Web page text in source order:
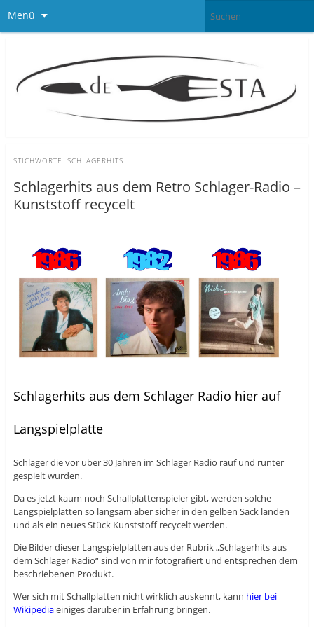
Menü
STICHWORTE: SCHLAGERHITS
Schlagerhits aus dem Retro Schlager-Radio –
Kunststoff recycelt
Schlagerhits aus dem Schlager Radio hier auf
Langspielplatte
Schlager die vor über 30 Jahren im Schlager Radio rauf und runter
gespielt wurden.
Da es jetzt kaum noch Schallplattenspieler gibt, werden solche
Langspielplatten so langsam aber sicher in den gelben Sack landen
und als ein neues Stück Kunststoff recycelt werden.
Die Bilder dieser Langspielplatten aus der Rubrik „Schlagerhits aus
dem Schlager Radio“ sind von mir fotografiert und entsprechen dem
beschriebenen Produkt.
Wer sich mit Schallplatten nicht wirklich auskennt, kann hier bei
Wikipediaeiniges darüber in Erfahrung bringen.